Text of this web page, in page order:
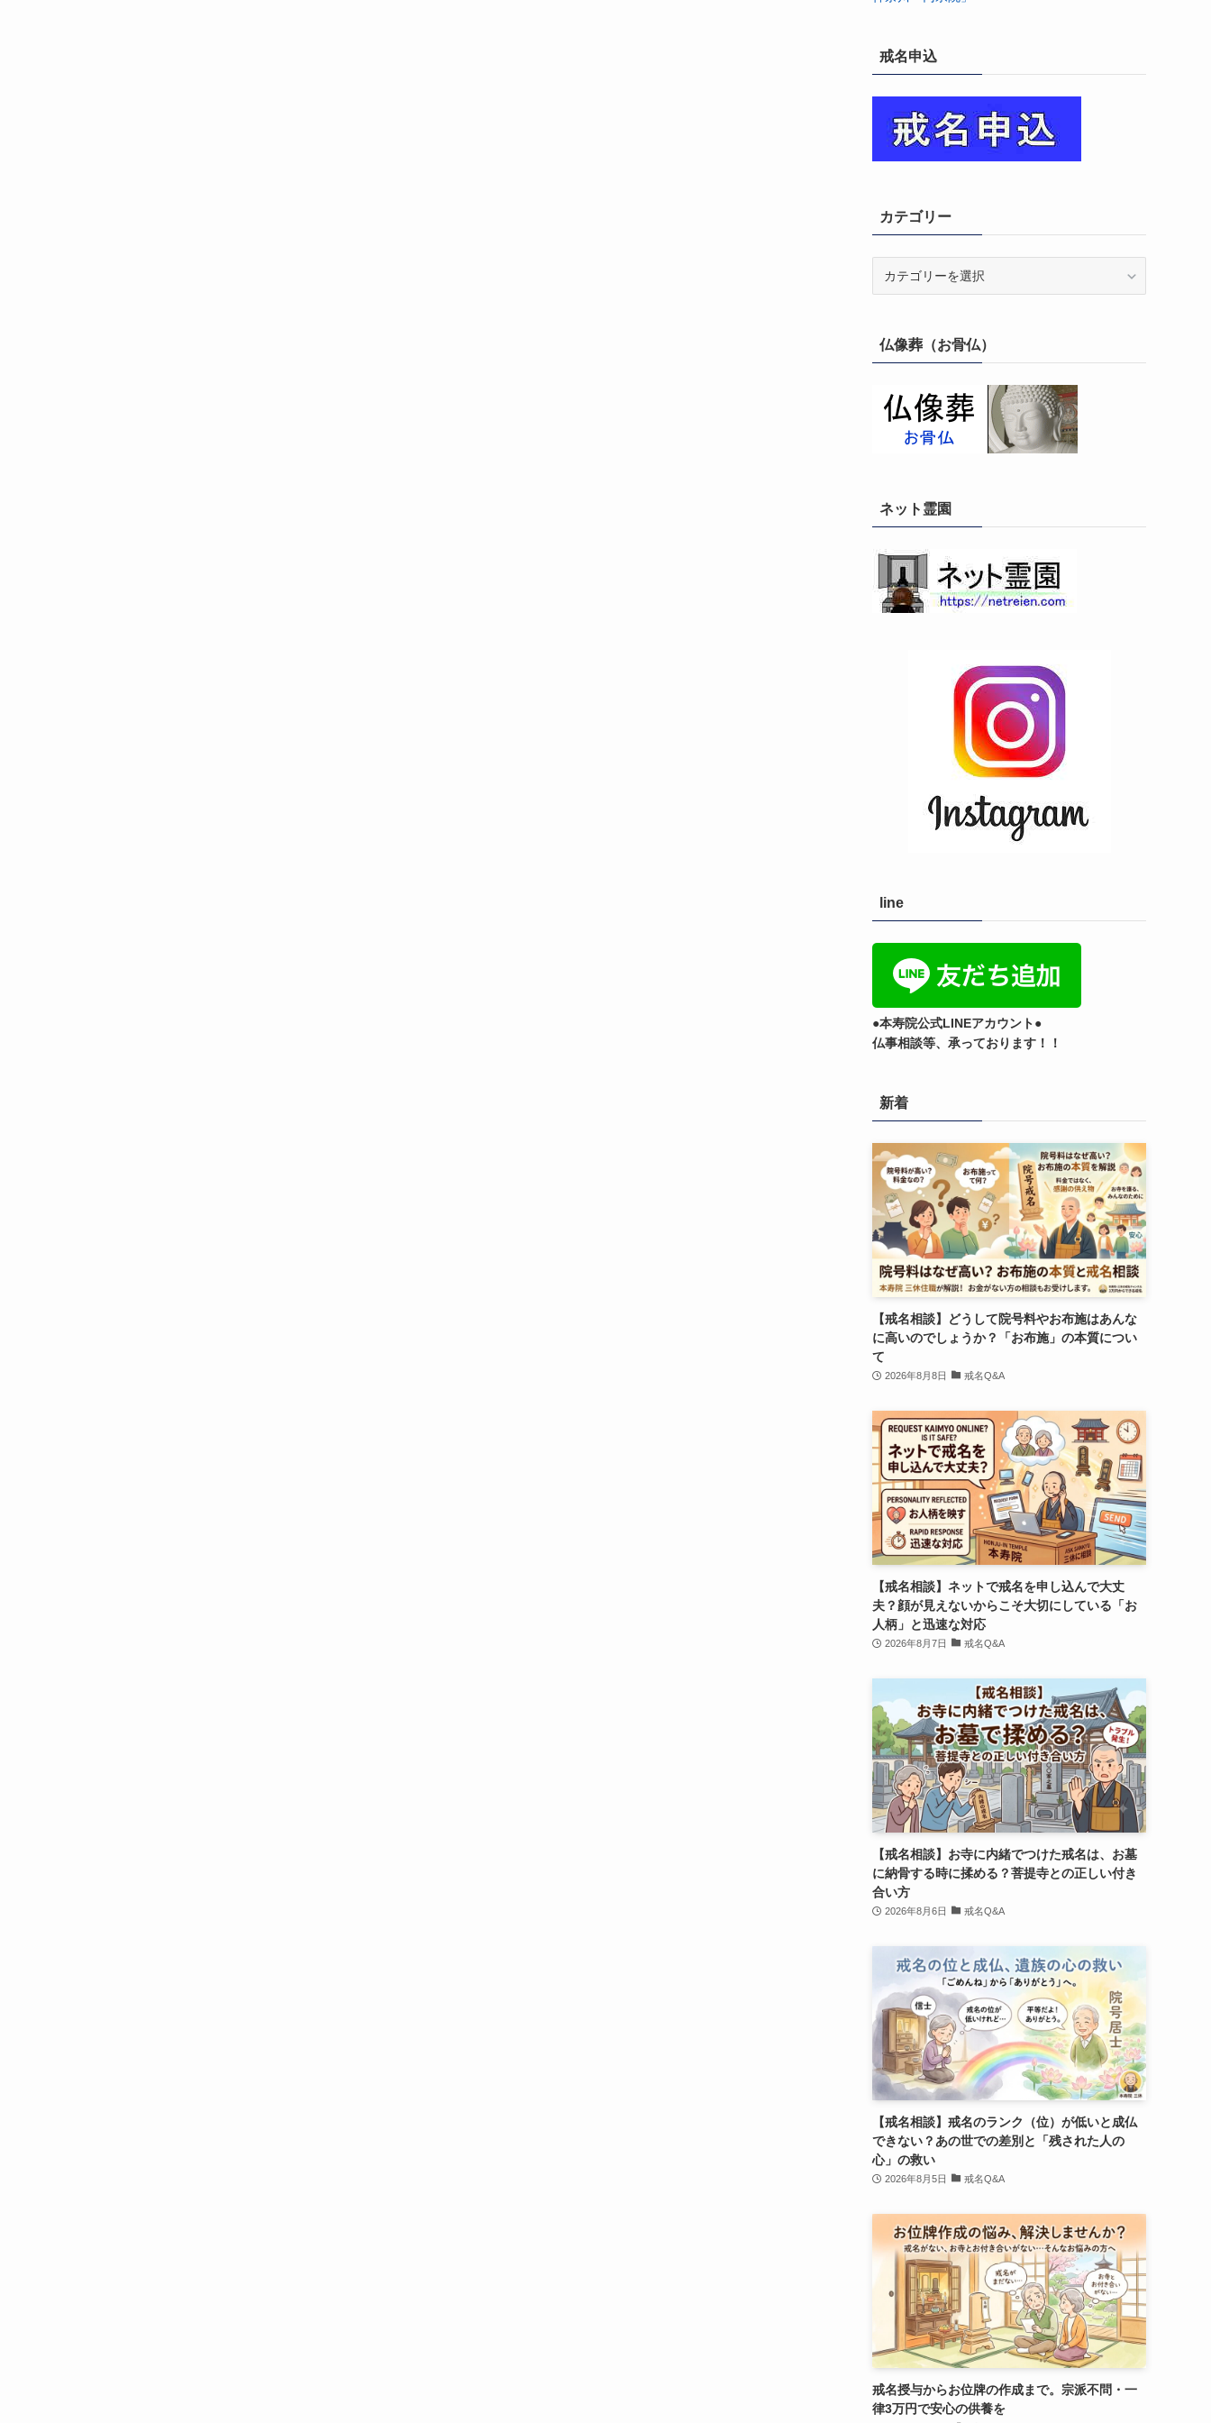
戒名申込
カテゴリー
ー仏像葬（お骨仏）
ネット霊園
line
●本寿院公式LINEアカウント●
仏事相談等、承っております！！
新着
【戒名相談】どうして院号料やお布施はあんな
に高いのでしょうか？「お布施」の本質につい
て
2026年8月8日 戒名Q&A
【戒名相談】ネットで戒名を申し込んで大丈
夫？顔が見えないからこそ大切にしている「お
人柄」と迅速な対応
2026年8月7日 戒名Q&A
【戒名相談】お寺に内緒でつけた戒名は、お墓
に納骨する時に揉める？菩提寺との正しい付き
合い方
2026年8月6日 戒名Q&A
【戒名相談】戒名のランク（位）が低いと成仏
できない？あの世での差別と「残された人の
心」の救い
2026年8月5日 戒名Q&A
戒名授与からお位牌の作成まで。宗派不問・一
律3万円で安心の供養を